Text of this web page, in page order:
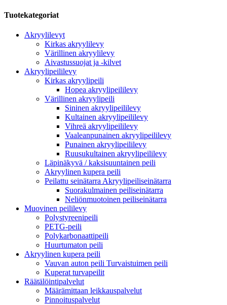
Tuotekategoriat
Akryylilevyt
Kirkas akryylilevy
Värillinen akryylilevy
Aivastussuojat ja -kilvet
Akryylipeililevy
Kirkas akryylipeili
Hopea akryylipeililevy
Värillinen akryylipeili
Sininen akryylipeililevy
Kultainen akryylipeililevy
Vihreä akryylipeililevy
Vaaleanpunainen akryylipeililevy
Punainen akryylipeililevy
Ruusukultainen akryylipeililevy
Läpinäkyvä / kaksisuuntainen peili
Akryylinen kupera peili
Peilattu seinätarra Akryylipeiliseinätarra
Suorakulmainen peiliseinätarra
Neliönmuotoinen peiliseinätarra
Muovinen peililevy
Polystyreenipeili
PETG-peili
Polykarbonaattipeili
Huurtumaton peili
Akryylinen kupera peili
Vauvan auton peili Turvaistuimen peili
Kuperat turvapeilit
Räätälöintipalvelut
Määrämittaan leikkauspalvelut
Pinnoituspalvelut